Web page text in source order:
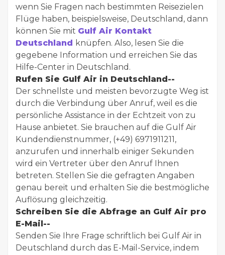
wenn Sie Fragen nach bestimmten Reisezielen
Flüge haben, beispielsweise, Deutschland, dann
können Sie mit Gulf Air Kontakt
Deutschland knüpfen. Also, lesen Sie die
gegebene Information und erreichen Sie das
Hilfe-Center in Deutschland.
Rufen Sie Gulf Air in Deutschland--
Der schnellste und meisten bevorzugte Weg ist
durch die Verbindung über Anruf, weil es die
persönliche Assistance in der Echtzeit von zu
Hause anbietet. Sie brauchen auf die Gulf Air
Kundendienstnummer, (+49) 6971911211,
anzurufen und innerhalb einiger Sekunden
wird ein Vertreter über den Anruf Ihnen
betreten. Stellen Sie die gefragten Angaben
genau bereit und erhalten Sie die bestmögliche
Auflösung gleichzeitig.
Schreiben Sie die Abfrage an Gulf Air pro
E-Mail--
Senden Sie Ihre Frage schriftlich bei Gulf Air in
Deutschland durch das E-Mail-Service, indem